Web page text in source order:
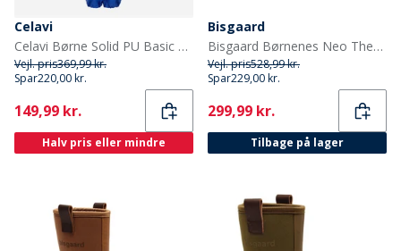
Celavi
Celavi Børne Solid PU Basic Regntøj Sæt Havblå Oceanblue
Vejl. pris369,99 kr.
Spar220,00 kr.
Current
149,99 kr.
Halv pris eller mindre
Bisgaard
Bisgaard Børnenes Neo Thermo Gummistøvler Blå
Vejl. pris528,99 kr.
Spar229,00 kr.
Current
299,99 kr.
Tilbage på lager